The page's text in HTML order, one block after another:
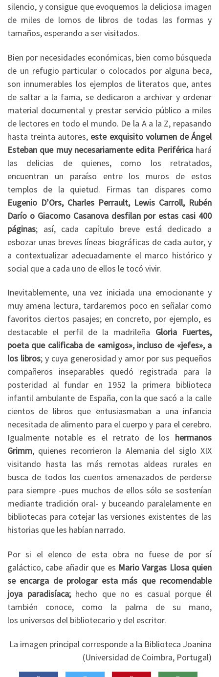
silencio, y consigue que evoquemos la deliciosa imagen
de miles de lomos de libros de todas las formas y
tamaños, esperando a ser visitados.
Bien por necesidades económicas, bien como búsqueda
de un refugio particular o colocados por alguna beca,
son innumerables los ejemplos de literatos que, antes
de saltar a la fama, se dedicaron a archivar y ordenar
material documental y prestar servicio público a miles
de lectores en todo el mundo. De la A a la Z, repasando
hasta treinta autores, este exquisito volumen de Ángel
Esteban que muy necesariamente edita Periféricahará
las delicias de quienes, como los retratados,
encuentran un paraíso entre los muros de estos
templos de la quietud. Firmas tan dispares como
Eugenio D’Ors, Charles Perrault, Lewis Carroll, Rubén
Darío o Giacomo Casanova desfilan por estas casi 400
páginas; así, cada capítulo breve está dedicado a
esbozar unas breves líneas biográficas de cada autor, y
a contextualizar adecuadamente el marco histórico y
social que a cada uno de ellos le tocó vivir.
Inevitablemente, una vez iniciada una emocionante y
muy amena lectura, tardaremos poco en señalar como
favoritos ciertos pasajes; en concreto, por ejemplo, es
destacable el perfil de la madrileña Gloria Fuertes,
poeta que calificaba de «amigos», incluso de «jefes», a
los libros; y cuya generosidad y amor por sus pequeños
compañeros inseparables quedó registrada para la
posteridad al fundar en 1952 la primera biblioteca
infantil ambulante de España, con la que sacó a la calle
cientos de libros que entusiasmaban a una infancia
necesitada de alimento para el cuerpo y para el cerebro.
Igualmente notable es el retrato de los hermanos
Grimm, quienes recorrieron la Alemania del siglo XIX
visitando hasta las más remotas aldeas rurales en
busca de todos los cuentos amenazados de perderse
para siempre -pues muchos de ellos sólo se sostenían
mediante tradición oral- y buceando paralelamente en
bibliotecas para cotejar las versiones existentes de las
historias que les habían narrado.
Por si el elenco de esta obra no fuese de por sí
galáctico, cabe añadir que es Mario Vargas Llosa quien
se encarga de prologar esta más que recomendable
joya paradisíaca; hecho que no es casual porque él
también conoce, como la palma de su mano,
los universos del bibliotecario y del escritor.
La imagen principal corresponde a la Biblioteca Joanina
(Universidad de Coimbra, Portugal)